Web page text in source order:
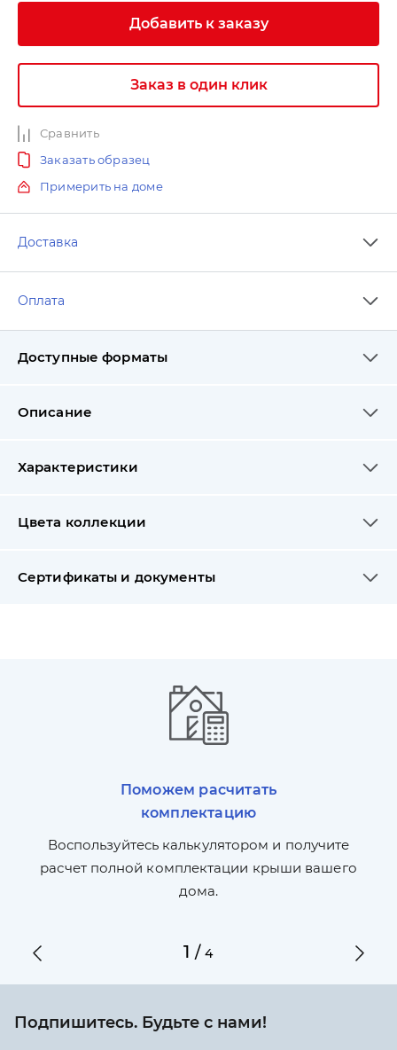
Добавить к заказу
Заказ в один клик
Сравнить
Заказать образец
Примерить на доме
Доставка
Оплата
Доступные форматы
Описание
Характеристики
Цвета коллекции
Сертификаты и документы
Поможем расчитать
комплектацию
Воспользуйтесь калькулятором и получите
расчет полной комплектации крыши вашего
дома.
1 /4
Подпишитесь. Будьте с нами!